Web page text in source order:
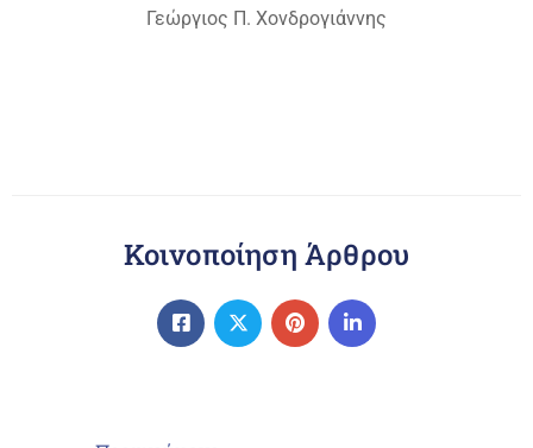
Γεώργιος Π. Χονδρογιάννης
Κοινοποίηση Άρθρου